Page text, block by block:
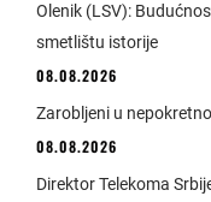
Olenik (LSV):
smetlištu istorije
08.08.2026
Zarobljeni u
08.08.2026
Direktor Telekoma